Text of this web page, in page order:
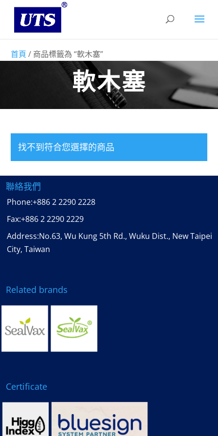
首頁 / 商品標籤為 “軟木塞”
軟木塞
找不到符合您選擇的商品
聯絡我們
Phone:+886 2 2290 2228
Fax:+886 2 2290 2229
Address:No.63, Wu Kung 5th Rd., Wuku Dist., New Taipei
City, Taiwan
Related brands
Certificate